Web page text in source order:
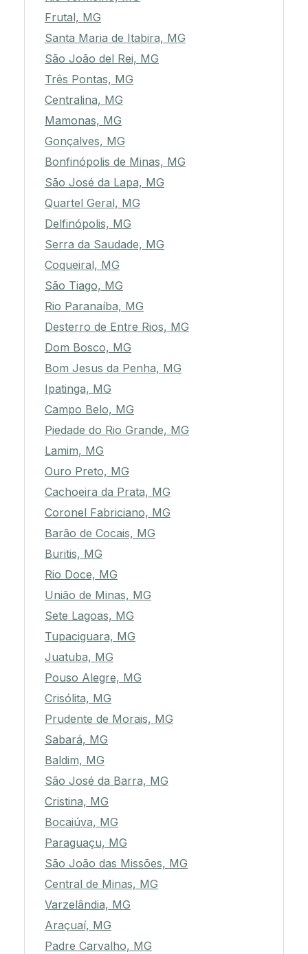
Frutal, MG
Santa Maria de Itabira, MG
São João del Rei, MG
Três Pontas, MG
Centralina, MG
Mamonas, MG
Gonçalves, MG
Bonfinópolis de Minas, MG
São José da Lapa, MG
Quartel Geral, MG
Delfinópolis, MG
Serra da Saudade, MG
Coqueiral, MG
São Tiago, MG
Rio Paranaíba, MG
Desterro de Entre Rios, MG
Dom Bosco, MG
Bom Jesus da Penha, MG
Ipatinga, MG
Campo Belo, MG
Piedade do Rio Grande, MG
Lamim, MG
Ouro Preto, MG
Cachoeira da Prata, MG
Coronel Fabriciano, MG
Barão de Cocais, MG
Buritis, MG
Rio Doce, MG
União de Minas, MG
Sete Lagoas, MG
Tupaciguara, MG
Juatuba, MG
Pouso Alegre, MG
Crisólita, MG
Prudente de Morais, MG
Sabará, MG
Baldim, MG
São José da Barra, MG
Cristina, MG
Bocaiúva, MG
Paraguaçu, MG
São João das Missões, MG
Central de Minas, MG
Varzelândia, MG
Araçuaí, MG
Padre Carvalho, MG